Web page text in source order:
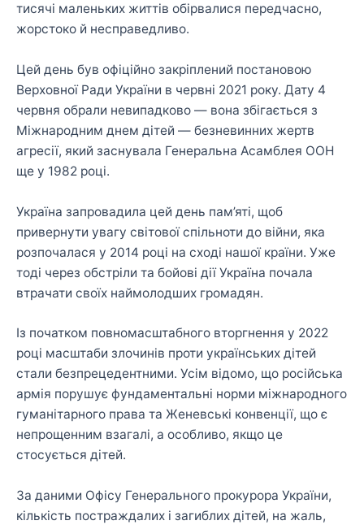
тисячі маленьких життів обірвалися передчасно,
жорстоко й несправедливо.
Цей день був офіційно закріплений постановою
Верховної Ради України в червні 2021 року. Дату 4
червня обрали невипадково — вона збігається з
Міжнародним днем дітей — безневинних жертв
агресії, який заснувала Генеральна Асамблея ООН
ще у 1982 році.
Україна запровадила цей день пам’яті, щоб
привернути увагу світової спільноти до війни, яка
розпочалася у 2014 році на сході нашої країни. Уже
тоді через обстріли та бойові дії Україна почала
втрачати своїх наймолодших громадян.
Із початком повномасштабного вторгнення у 2022
році масштаби злочинів проти українських дітей
стали безпрецедентними. Усім відомо, що російська
армія порушує фундаментальні норми міжнародного
гуманітарного права та Женевські конвенції, що є
непрощенним взагалі, а особливо, якщо це
стосується дітей.
За даними Офісу Генерального прокурора України,
кількість постраждалих і загиблих дітей, на жаль,